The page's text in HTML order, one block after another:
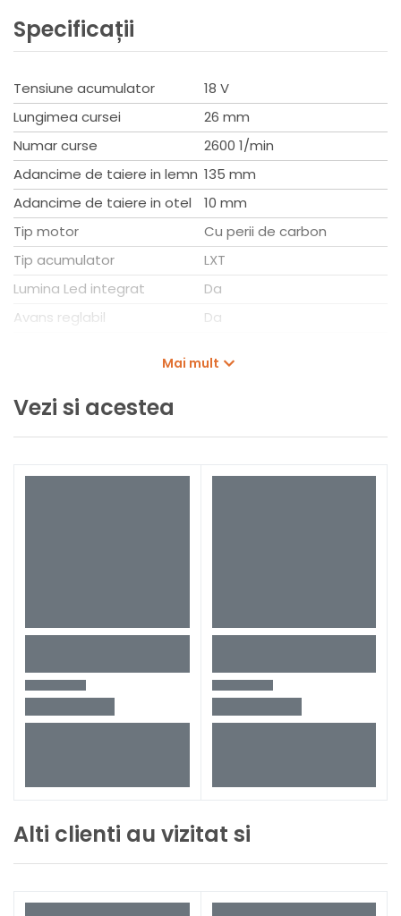
Husa de curea
Turatie la mersul in gol (rot/min): 0 - 2.600
Alimentare: Cu acumulator
Lungime cursa (mm): 26
Capacit. de găurire în lemn: 135 mm
Capacit. de găurire în oțel: 10 mm
Capacit. de găurire în aluminiu: 20 mm
Specificații
Tensiune acumulator
18 V
Lungimea cursei
26 mm
Numar curse
2600 1/min
Adancime de taiere in lemn 135 mm
Adancime de taiere in otel
10 mm
Tip motor
Cu perii de carbon
Tip acumulator
LXT
Lumina Led integrat
Da
Avans reglabil
Da
Fara acumulator si
Latime
73 mm
Mai mult
Vezi si acestea
Alti clienti au vizitat si